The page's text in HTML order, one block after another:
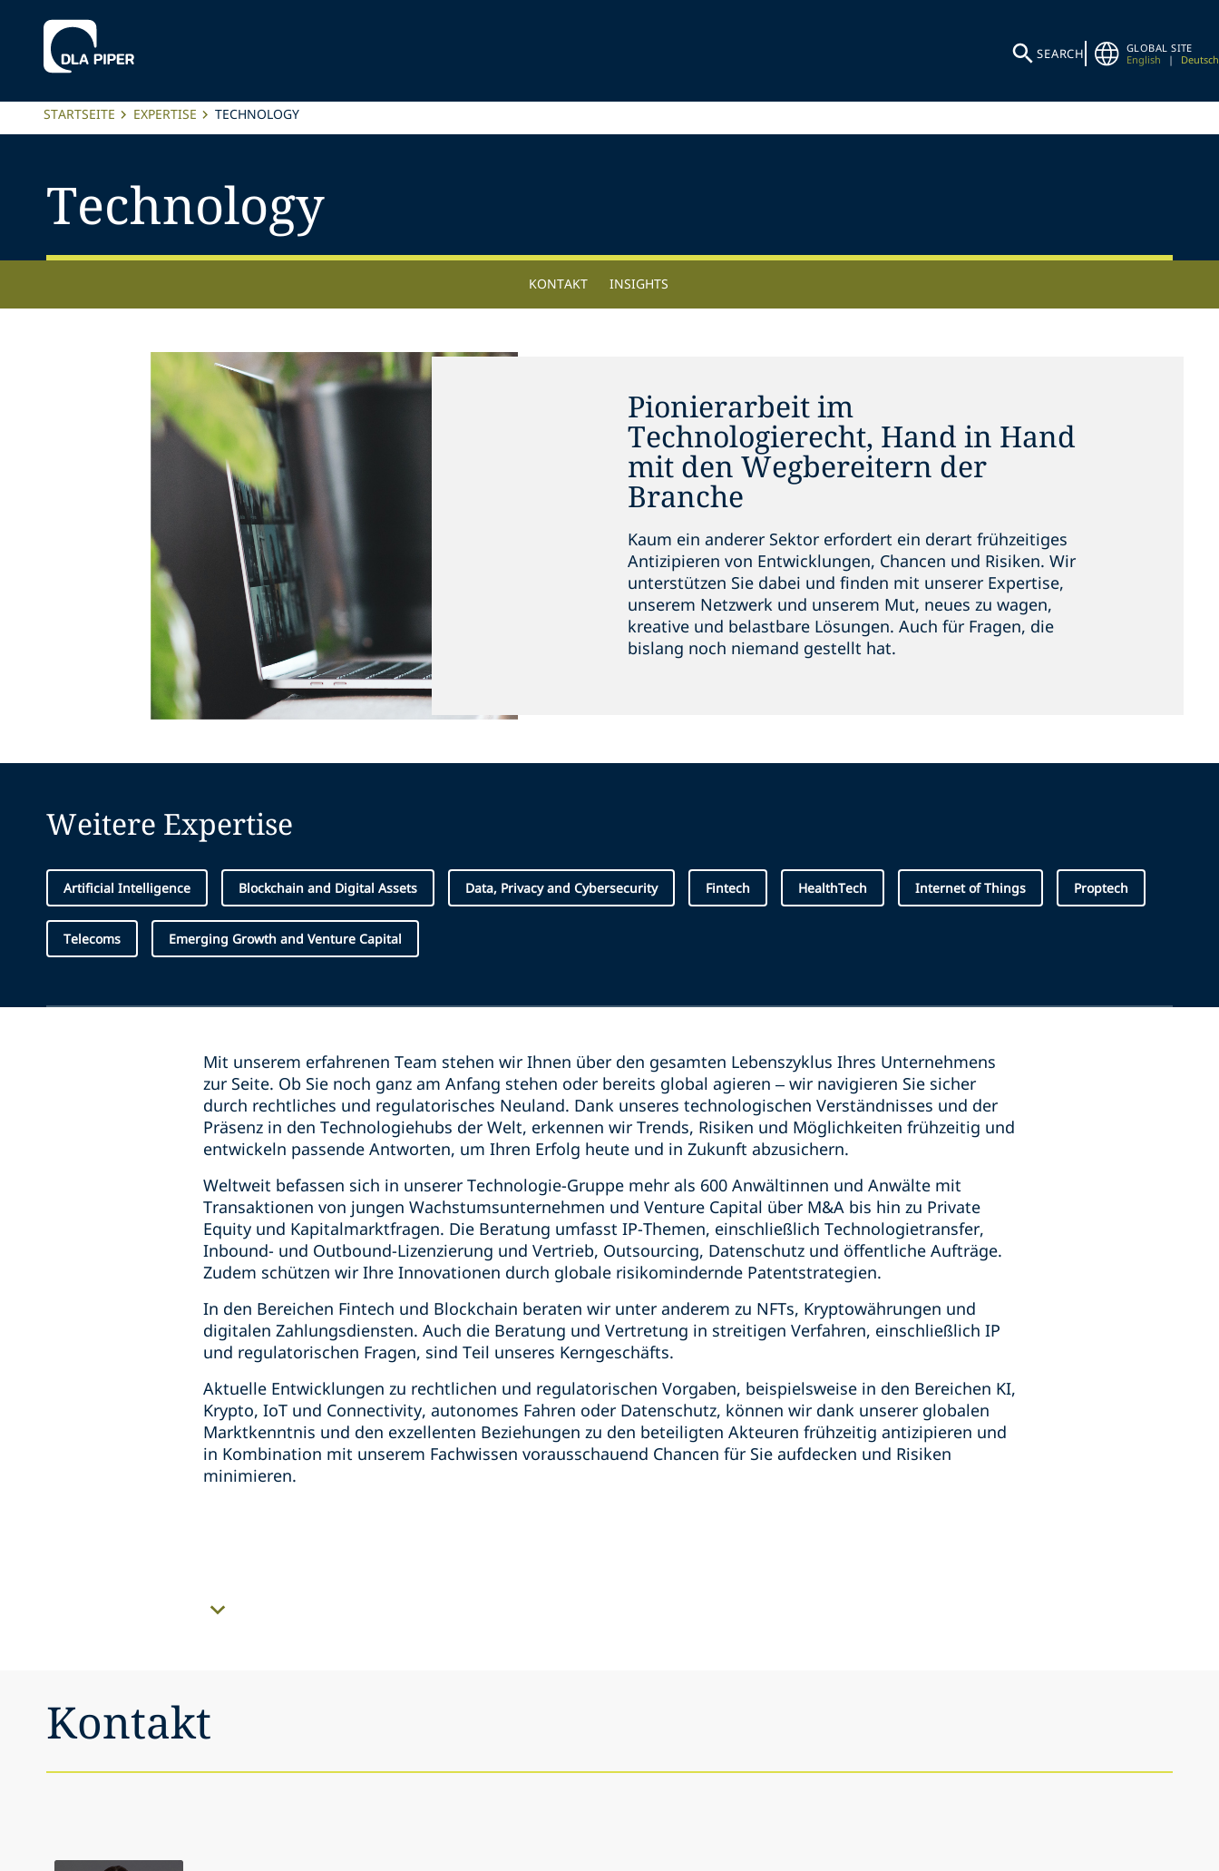
SEARCH
GLOBAL SITE
English
| Deutsch
STARTSEITE EXPERTISE TECHNOLOGY
Technology
KONTAKT INSIGHTS
Pionierarbeit im
Technologierecht, Hand in Hand
mit den Wegbereitern der
Branche
Kaum ein anderer Sektor erfordert ein derart frühzeitiges
Antizipieren von Entwicklungen, Chancen und Risiken. Wir
unterstützen Sie dabei und finden mit unserer Expertise,
unserem Netzwerk und unserem Mut, neues zu wagen,
kreative und belastbare Lösungen. Auch für Fragen, die
bislang noch niemand gestellt hat.
Weitere Expertise
Artificial Intelligence Blockchain and Digital Assets Data, Privacy and Cybersecurity Fintech HealthTech Internet of Things Proptech
Telecoms Emerging Growth and Venture Capital
Mit unserem erfahrenen Team stehen wir Ihnen über den gesamten Lebenszyklus Ihres Unternehmens
zur Seite. Ob Sie noch ganz am Anfang stehen oder bereits global agieren – wir navigieren Sie sicher
durch rechtliches und regulatorisches Neuland. Dank unseres technologischen Verständnisses und der
Präsenz in den Technologiehubs der Welt, erkennen wir Trends, Risiken und Möglichkeiten frühzeitig und
entwickeln passende Antworten, um Ihren Erfolg heute und in Zukunft abzusichern.
Weltweit befassen sich in unserer Technologie-Gruppe mehr als 600 Anwältinnen und Anwälte mit
Transaktionen von jungen Wachstumsunternehmen und Venture Capital über M&A bis hin zu Private
Equity und Kapitalmarktfragen. Die Beratung umfasst IP-Themen, einschließlich Technologietransfer,
Inbound- und Outbound-Lizenzierung und Vertrieb, Outsourcing, Datenschutz und öffentliche Aufträge.
Zudem schützen wir Ihre Innovationen durch globale risikomindernde Patentstrategien.
In den Bereichen Fintech und Blockchain beraten wir unter anderem zu NFTs, Kryptowährungen und
digitalen Zahlungsdiensten. Auch die Beratung und Vertretung in streitigen Verfahren, einschließlich IP
und regulatorischen Fragen, sind Teil unseres Kerngeschäfts.
Aktuelle Entwicklungen zu rechtlichen und regulatorischen Vorgaben, beispielsweise in den Bereichen KI,
Krypto, IoT und Connectivity, autonomes Fahren oder Datenschutz, können wir dank unserer globalen
Marktkenntnis und den exzellenten Beziehungen zu den beteiligten Akteuren frühzeitig antizipieren und
in Kombination mit unserem Fachwissen vorausschauend Chancen für Sie aufdecken und Risiken
minimieren.
Kontakt